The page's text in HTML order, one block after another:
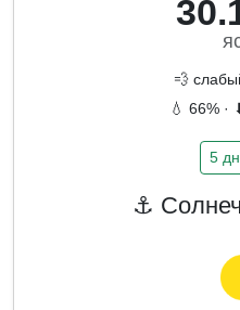
💨
💧 66% ·
5
⚓